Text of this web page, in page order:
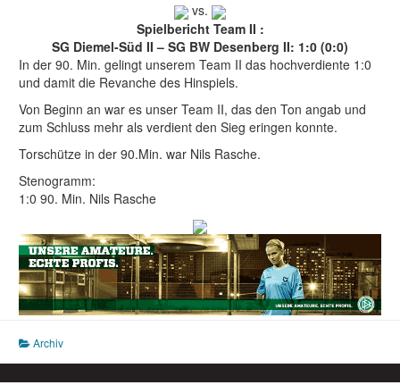
vs.
Spielbericht Team II :
SG Diemel-Süd II – SG BW Desenberg II: 1:0 (0:0)
In der 90. Min. gelingt unserem Team II das hochverdiente 1:0
und damit die Revanche des Hinspiels.
Von Beginn an war es unser Team II, das den Ton angab und
zum Schluss mehr als verdient den Sieg eringen konnte.
Torschütze in der 90.Min. war Nils Rasche.
Stenogramm:
1:0 90. Min. Nils Rasche
Archiv